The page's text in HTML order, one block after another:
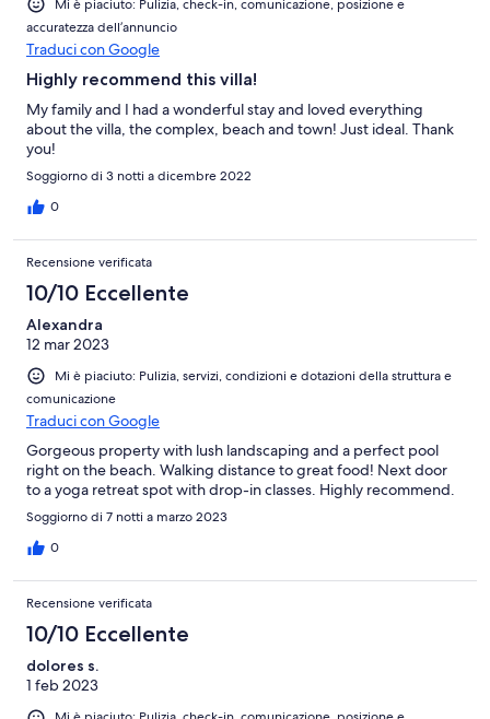
Mi è piaciuto: Pulizia, check-in, comunicazione, posizione e
accuratezza dell’annuncio
Traduci con Google
Highly recommend this villa!
My family and I had a wonderful stay and loved everything
about the villa, the complex, beach and town! Just ideal. Thank
you!
Soggiorno di 3 notti a dicembre 2022
0
Recensione verificata
10/10 Eccellente
Alexandra
12 mar 2023
Mi è piaciuto: Pulizia, servizi, condizioni e dotazioni della struttura e
comunicazione
Traduci con Google
Gorgeous property with lush landscaping and a perfect pool
right on the beach. Walking distance to great food! Next door
to a yoga retreat spot with drop-in classes. Highly recommend.
Soggiorno di 7 notti a marzo 2023
0
Recensione verificata
10/10 Eccellente
dolores s.
1 feb 2023